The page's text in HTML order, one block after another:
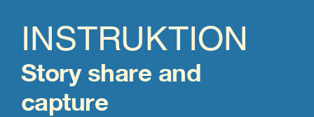
INSTRUKTION
Story share and
capture